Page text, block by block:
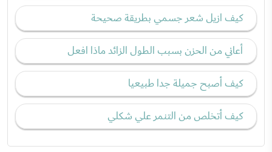
كيف ازيل شعر جسمي بطريقة صحيحة
أعاني من الحزن بسبب الطول الزائد ماذا افعل
كيف أصبح جميلة جدا طبيعيا
كيف أتخلص من التنمر علي شكلي